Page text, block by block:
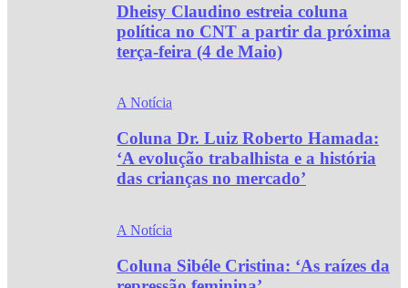
Dheisy Claudino estreia coluna
política no CNT a partir da próxima
terça-feira (4 de Maio)
A Notícia
Coluna Dr. Luiz Roberto Hamada:
‘A evolução trabalhista e a história
das crianças no mercado’
A Notícia
Coluna Sibéle Cristina: ‘As raízes da